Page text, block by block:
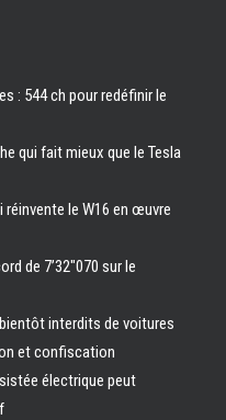
: 544 ch pour redéfinir le
qui fait mieux que le Tesla
réinvente le W16 en œuvre
de 7’32″070 sur le
interdits de voitures
et confiscation
électrique peut